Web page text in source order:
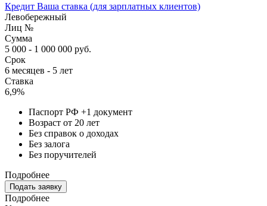
Кредит Ваша ставка (для зарплатных клиентов)
Левобережный
Лиц №
Сумма
5 000 - 1 000 000 руб.
Срок
6 месяцев - 5 лет
Ставка
6,9%
Паспорт РФ +1 документ
Возраст от 20 лет
Без справок о доходах
Без залога
Без поручителей
Подробнее
Подать заявку
Подробнее